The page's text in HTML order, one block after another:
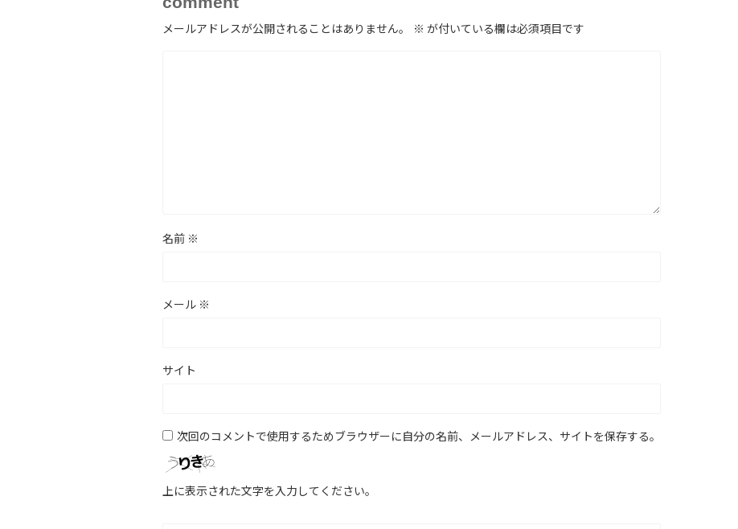
メールアドレスが公開されることはありません。 ※ が付いている欄は必須項目です
名前 ※
メール ※
サイト
次回のコメントで使用するためブラウザーに自分の名前、メールアドレス、サイトを保存する。
上に表示された文字を入力してください。